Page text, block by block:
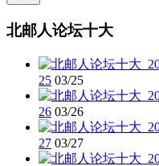
北邮人论坛十大
25 03/25
26 03/26
27 03/27